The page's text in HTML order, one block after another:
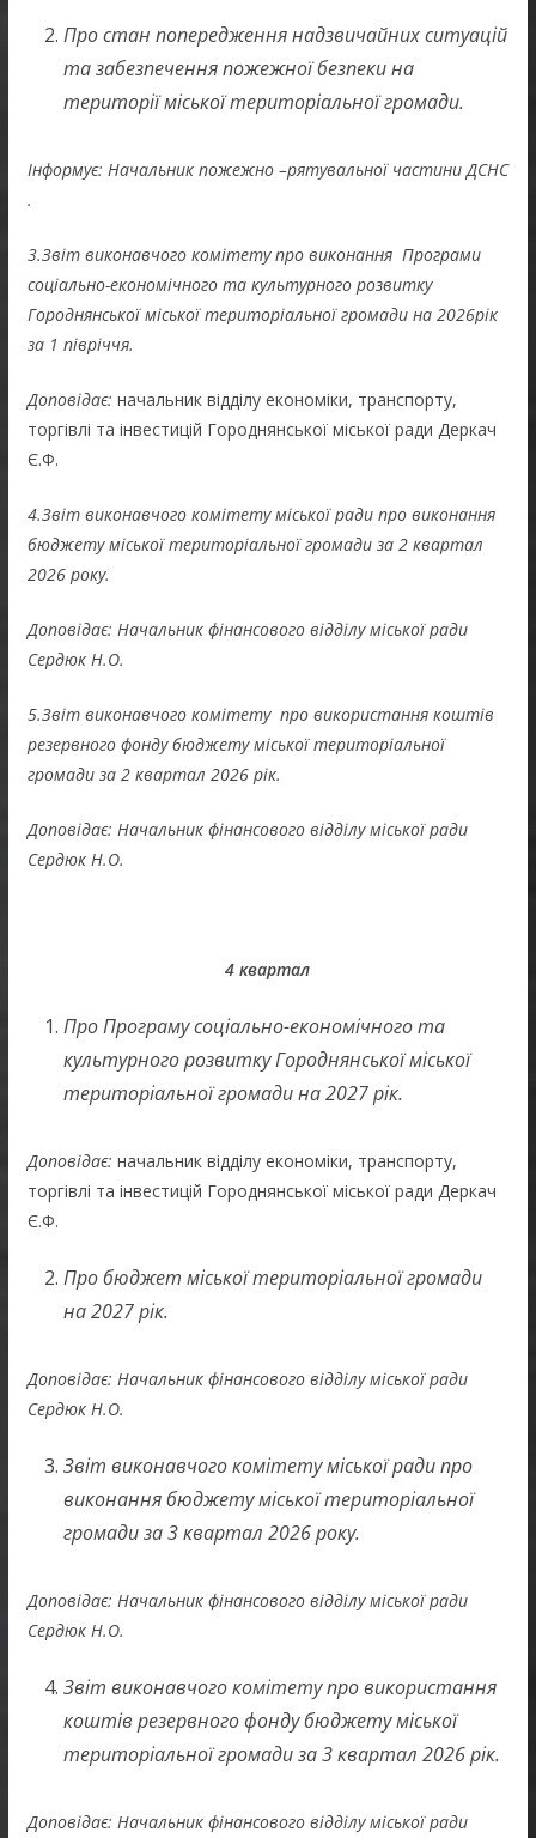
Про стан попередження надзвичайних ситуацій
та забезпечення пожежної безпеки на
території міської територіальної громади.
Інформує: Начальник пожежно –рятувальної частини ДСНС
.
3.Звіт виконавчого комітету про виконання Програми
соціально-економічного та культурного розвитку
Городнянської міської територіальної громади на 2026рік
за 1 півріччя.
Доповідає: начальник відділу економіки, транспорту,
торгівлі та інвестицій Городнянської міської ради Деркач
Є.Ф.
4.Звіт виконавчого комітету міської ради про виконання
бюджету міської територіальної громади за 2 квартал
2026 року.
Доповідає: Начальник фінансового відділу міської ради
Сердюк Н.О.
5.Звіт виконавчого комітету про використання коштів
резервного фонду бюджету міської територіальної
громади за 2 квартал 2026 рік.
Доповідає: Начальник фінансового відділу міської ради
Сердюк Н.О.
4 квартал
Про Програму соціально-економічного та
культурного розвитку Городнянської міської
територіальної громади на 2027 рік.
Доповідає: начальник відділу економіки, транспорту,
торгівлі та інвестицій Городнянської міської ради Деркач
Є.Ф.
Про бюджет міської територіальної громади
на 2027 рік.
Доповідає: Начальник фінансового відділу міської ради
Сердюк Н.О.
Звіт виконавчого комітету міської ради про
виконання бюджету міської територіальної
громади за 3 квартал 2026 року.
Доповідає: Начальник фінансового відділу міської ради
Сердюк Н.О.
Звіт виконавчого комітету про використання
коштів резервного фонду бюджету міської
територіальної громади за 3 квартал 2026 рік.
Доповідає: Начальник фінансового відділу міської ради